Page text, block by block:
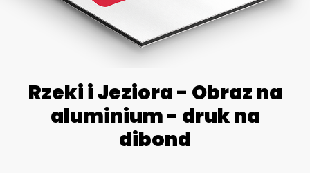
Rzeki i Jeziora - Obraz na
aluminium - druk na
dibond